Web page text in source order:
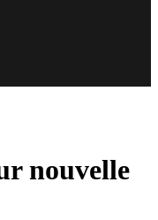
nouvelle